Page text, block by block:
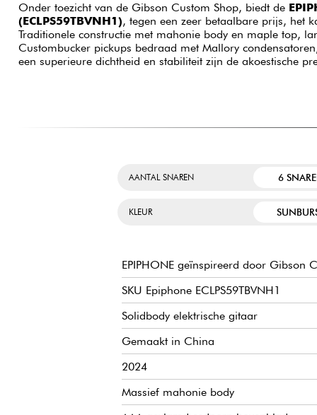
Onder toezicht van de Gibson Custom Shop, biedt de
(ECLPS59TBVNH1), tegen een zeer betaalbare prijs, het
Traditionele constructie met mahonie body en maple top,
Custombucker pickups bedraad met Mallory
een superieure dichtheid en stabiliteit zijn de akoestische
AANTAL SNAREN 6
KLEUR
EPIPHONE geïnspireerd door Gibson
SKU Epiphone ECLPS59TBVNH1
Solidbody elektrische gitaar
Gemaakt in China
2024
Massief mahonie body